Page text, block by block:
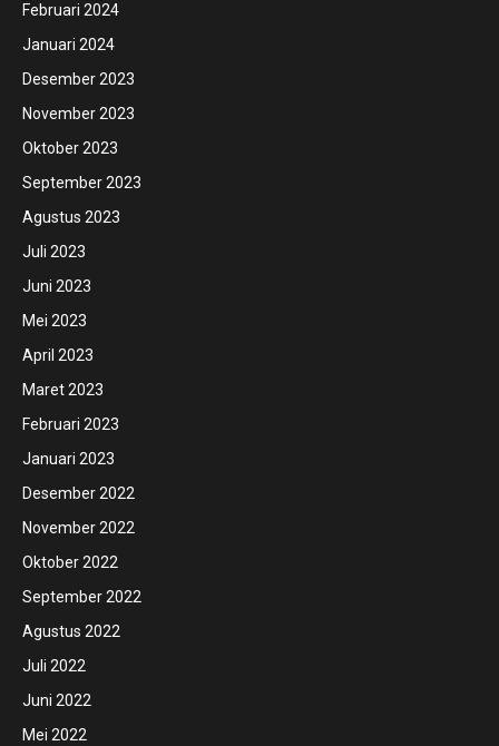
Februari 2024
Januari 2024
Desember 2023
November 2023
Oktober 2023
September 2023
Agustus 2023
Juli 2023
Juni 2023
Mei 2023
April 2023
Maret 2023
Februari 2023
Januari 2023
Desember 2022
November 2022
Oktober 2022
September 2022
Agustus 2022
Juli 2022
Juni 2022
Mei 2022